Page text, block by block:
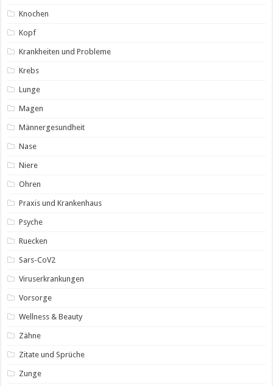
Knochen
Kopf
Krankheiten und Probleme
Krebs
Lunge
Magen
Männergesundheit
Nase
Niere
Ohren
Praxis und Krankenhaus
Psyche
Ruecken
Sars-CoV2
Viruserkrankungen
Vorsorge
Wellness & Beauty
Zähne
Zitate und Sprüche
Zunge